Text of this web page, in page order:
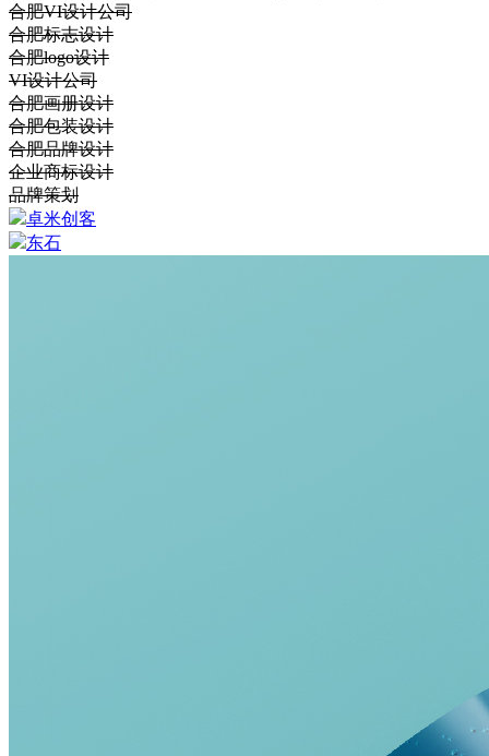
合肥VI设计公司
合肥标志设计
合肥logo设计
VI设计公司
合肥画册设计
合肥包装设计
合肥品牌设计
企业商标设计
品牌策划
卓米创客
东石